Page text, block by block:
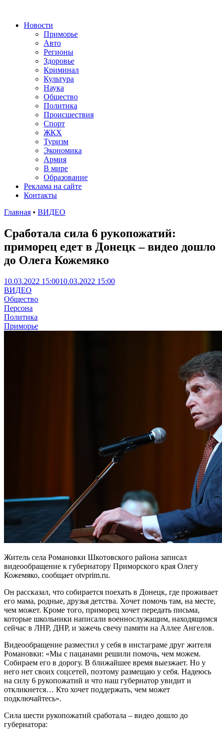
Новости
Приморье
Авто
Регионы
Здоровье
Криминал
Культура
Наука
Общество
Политика
Происшествия
Спорт
ЖКХ
Туризм
Экономика
Армия
В мире
Образование
Реклама на сайте
Контакты
Главная • ВИДЕО
Сработала сила 6 рукопожатий:
приморец едет в Донецк – видео дошло
до Олега Кожемяко
10.03.2022 15:0010.03.2022 15:00
ВИДЕО
Общество
Персона
Политика
Приморье
Житель села Романовки Шкотовского района записал
видеообращение к губернатору Приморского края Олегу
Кожемяко, сообщает otvprim.ru.
Он рассказал, что собирается поехать в Донецк, где проживает
его мама, родные, друзья детства. Хочет помочь там, на месте,
чем может. Кроме того, приморец хочет передать письма,
которые школьники написали военнослужащим, находящимся
сейчас в ЛНР, ДНР, и зажечь свечу памяти на Аллее Ангелов.
Видеообращение разместил у себя в инстаграме друг жителя
Романовки: «Мы с пацанами решили помочь, чем можем.
Собираем его в дорогу. В ближайшее время выезжает. Но у
него нет своих соцсетей, поэтому размещаю у себя. Надеюсь
на силу 6 рукопожатий и что наш губернатор увидит и
откликнется… Кто хочет поддержать, чем может
подключайтесь».
Сила шести рукопожатий сработала – видео дошло до
губернатора: